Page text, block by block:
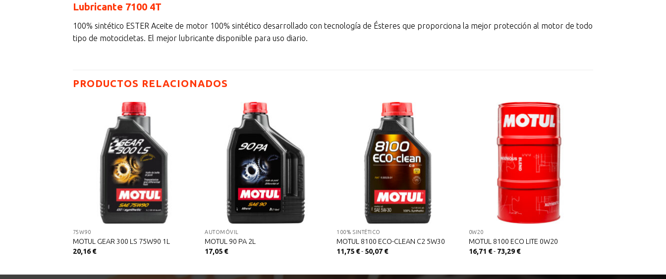
Lubricante 7100 4T
100% sintético ESTER Aceite de motor 100% sintético desarrollado con tecnología de Ésteres que proporciona la mejor protección al motor de todo
tipo de motocicletas. El mejor lubricante disponible para uso diario.
PRODUCTOS RELACIONADOS
75W90
MOTUL GEAR 300 LS 75W90 1L
20,16€
AUTOMÓVIL
MOTUL 90 PA 2L
17,05 €
100% SINTÉTICO
MOTUL 8100 ECO-CLEAN C2 5W30
11,75 €- 50,07 €Rango
0W20
MOTUL 8100 ECO LITE 0W20
16,71 € - 73,29€Rango